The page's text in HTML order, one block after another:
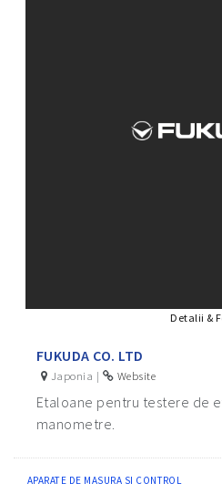
Detalii &
FUKUDA CO. LTD
Japonia | Website
Etaloane pentru testere de
manometre.
APARATE DE MASURA SI CONTROL